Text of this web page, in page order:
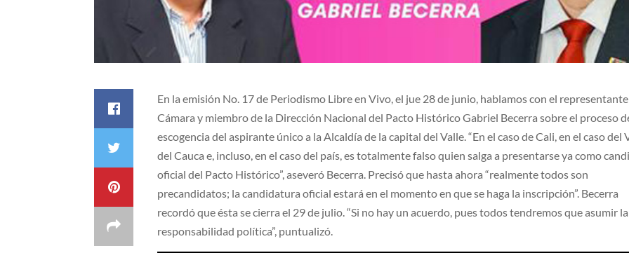
En la emisión No. 17 de Periodismo Libre en Vivo, el jue 28 de junio, hablamos con el representante
Cámara y miembro de la Dirección Nacional del Pacto Histórico Gabriel Becerra sobre el proceso
escogencia del aspirante único a la Alcaldía de la capital del Valle. “En el caso de Cali, en el caso del
del Cauca e, incluso, en el caso del país, es totalmente falso quien salga a presentarse ya como
oficial del Pacto Histórico”, aseveró Becerra. Precisó que hasta ahora “realmente todos son
precandidatos; la candidatura oficial estará en el momento en que se haga la inscripción”. Becerra
recordó que ésta se cierra el 29 de julio. “Si no hay un acuerdo, pues todos tendremos que asumir la
responsabilidad política”, puntualizó.